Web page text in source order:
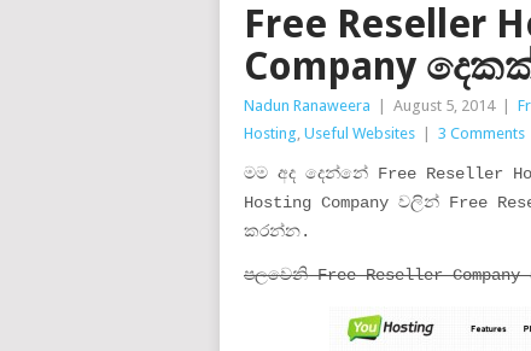
Free Reseller
Company
Nadun Ranaweera August 5, 2014
Hosting, Useful Websites 3 Comments
මම අද දෙන්නේ Free Reseller
Hosting Company වලින් Free
කරන්න.
පලවෙනි Free Reseller